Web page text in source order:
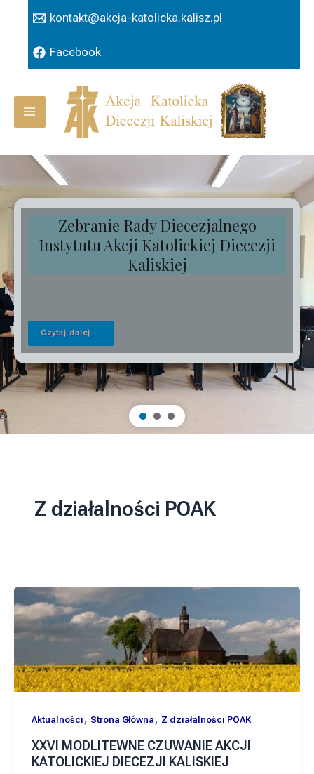
kontakt@akcja-katolicka.kalisz.pl
Facebook
Main
Menu
Zebranie Rady Diecezjalnego
Instytutu Akcji Katolickiej Diecezji
Kaliskiej
Czytaj dalej ...
Z działalności POAK
Aktualności , Strona Główna, Z działalności POAK
XXVI MODLITEWNE CZUWANIE AKCJI
KATOLICKIEJ DIECEZJI KALISKIEJ